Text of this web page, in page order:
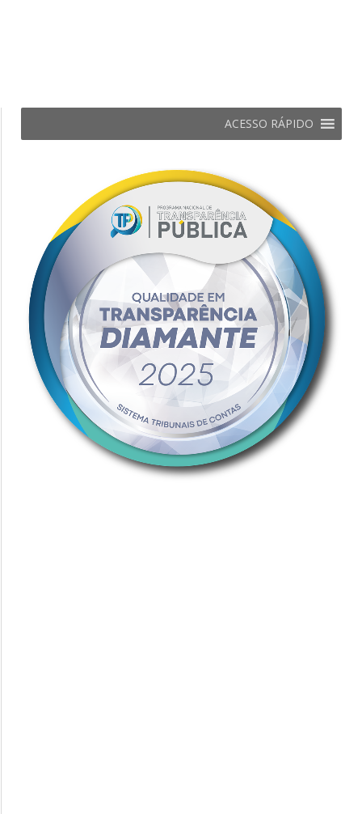
ACESSO RÁPIDO